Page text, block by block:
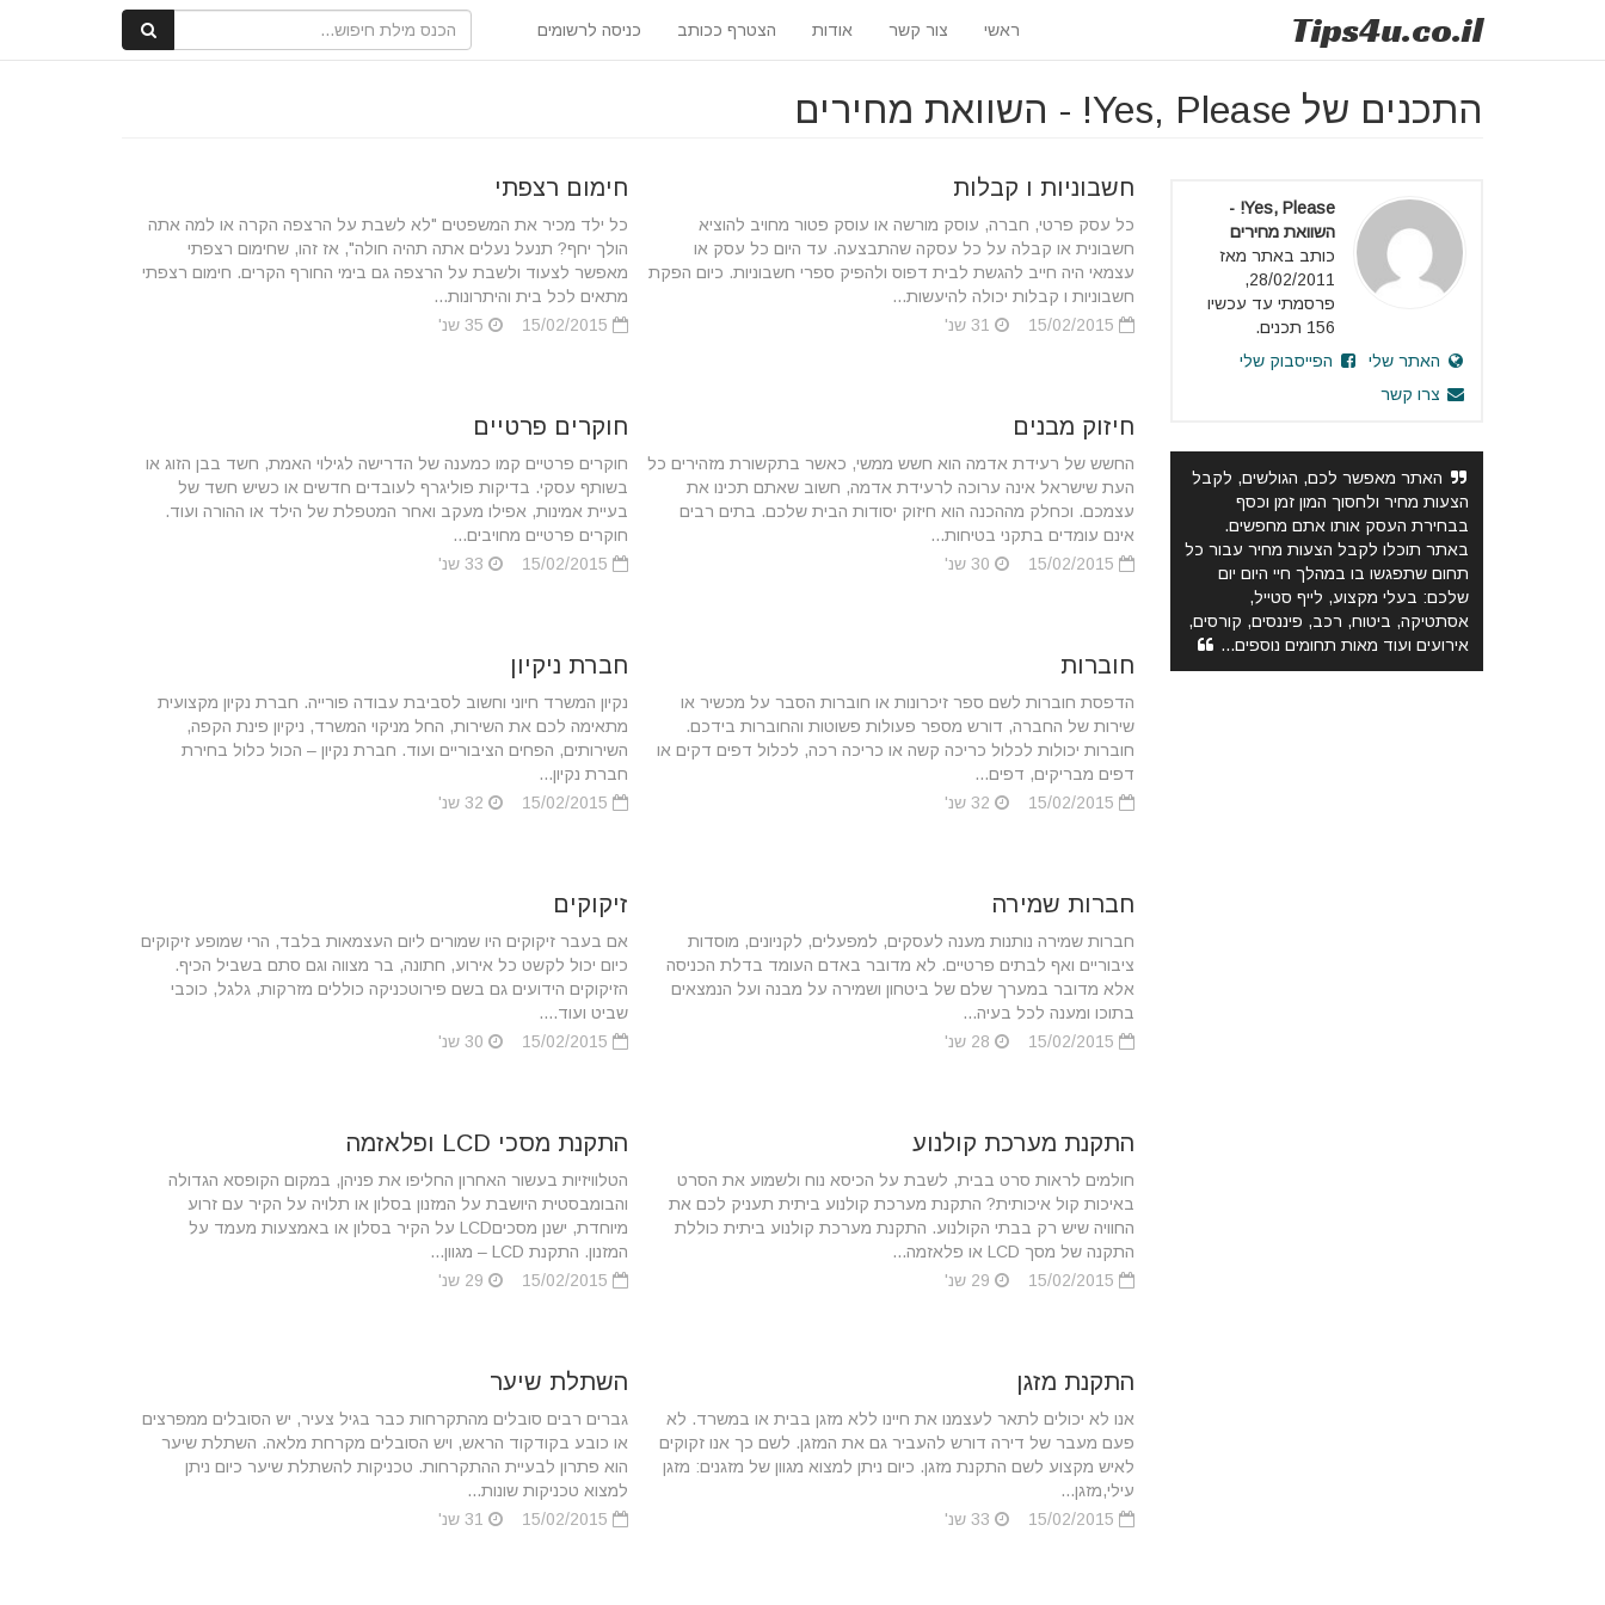
Tips4u.co.il ראשי צור קשר אודות הצטרף ככותב כניסה לרשומים
התכנים של Yes, Please! - השוואת מחירים
Yes, Please! -
השוואת מחירים
כותב באתר מאז
28/02/2011,
פרסמתי עד עכשיו
156 תכנים.
האתר שלי
הפייסבוק שלי
צרו קשר
האתר מאפשר לכם, הגולשים, לקבל
הצעות מחיר ולחסוך המון זמן וכסף
בבחירת העסק אותו אתם מחפשים.
באתר תוכלו לקבל הצעות מחיר עבור כל
תחום שתפגשו בו במהלך חיי היום יום
שלכם: בעלי מקצוע, לייף סטייל,
אסתטיקה, ביטוח, רכב, פיננסים, קורסים,
אירועים ועוד מאות תחומים נוספים...
חשבוניות ו קבלות
כל עסק פרטי, חברה, עוסק מורשה או עוסק פטור מחויב להוציא
חשבונית או קבלה על כל עסקה שהתבצעה. עד היום כל עסק או
עצמאי היה חייב להגשת לבית דפוס ולהפיק ספרי חשבוניות. כיום הפקת
חשבוניות ו קבלות יכולה להיעשות...
חימום רצפתי
כל ילד מכיר את המשפטים "לא לשבת על הרצפה הקרה או למה אתה
הולך יחף? תנעל נעלים אתה תהיה חולה", אז זהו, שחימום רצפתי
מאפשר לצעוד ולשבת על הרצפה גם בימי החורף הקרים. חימום רצפתי
מתאים לכל בית והיתרונות...
חיזוק מבנים
החשש של רעידת אדמה הוא חשש ממשי, כאשר בתקשורת מזהירים כל
העת שישראל אינה ערוכה לרעידת אדמה, חשוב שאתם תכינו את
עצמכם. וכחלק מההכנה הוא חיזוק יסודות הבית שלכם. בתים רבים
אינם עומדים בתקני בטיחות...
חוקרים פרטיים
חוקרים פרטיים קמו כמענה של הדרישה לגילוי האמת, חשד בבן הזוג או
בשותף עסקי. בדיקות פוליגרף לעובדים חדשים או כשיש חשד של
בעיית אמינות, אפילו מעקב ואחר המטפלת של הילד או ההורה ועוד.
חוקרים פרטיים מחויבים...
חוברות
הדפסת חוברות לשם ספר זיכרונות או חוברות הסבר על מכשיר או
שירות של החברה, דורש מספר פעולות פשוטות והחוברות בידכם.
חוברות יכולות לכלול כריכה קשה או כריכה רכה, לכלול דפים דקים או
דפים מבריקים, דפים...
חברת ניקיון
נקיון המשרד חיוני וחשוב לסביבת עבודה פורייה. חברת נקיון מקצועית
מתאימה לכם את השירות, החל מניקוי המשרד, ניקיון פינת הקפה,
השירותים, הפחים הציבוריים ועוד. חברת נקיון – הכול כלול בחירת
חברת נקיון...
חברות שמירה
חברות שמירה נותנות מענה לעסקים, למפעלים, לקניונים, מוסדות
ציבוריים ואף לבתים פרטיים. לא מדובר באדם העומד בדלת הכניסה
אלא מדובר במערך שלם של ביטחון ושמירה על מבנה ועל הנמצאים
בתוכו ומענה לכל בעיה...
זיקוקים
אם בעבר זיקוקים היו שמורים ליום העצמאות בלבד, הרי שמופע זיקוקים
כיום יכול לקשט כל אירוע, חתונה, בר מצווה וגם סתם בשביל הכיף.
הזיקוקים הידועים גם בשם פירוטכניקה כוללים מזרקות, גלגל, כוכבי
שביט ועוד....
התקנת מערכת קולנוע
חולמים לראות סרט בבית, לשבת על הכיסא נוח ולשמוע את הסרט
באיכות קול איכותית? התקנת מערכת קולנוע ביתית תעניק לכם את
החוויה שיש רק בבתי הקולנוע. התקנת מערכת קולנוע ביתית כוללת
התקנה של מסך LCD או פלאזמה...
התקנת מסכי LCD ופלאזמה
הטלוויזיות בעשור האחרון החליפו את פניהן, במקום הקופסא הגדולה
והבומבסטית היושבת על המזנון בסלון או תלויה על הקיר עם זרוע
מיוחדת, ישנן מסכיםLCD על הקיר בסלון או באמצעות מעמד על
המזנון. התקנת LCD – מגוון...
התקנת מזגן
אנו לא יכולים לתאר לעצמנו את חיינו ללא מזגן בבית או במשרד. לא
פעם מעבר של דירה דורש להעביר גם את המזגן. לשם כך אנו זקוקים
לאיש מקצוע לשם התקנת מזגן. כיום ניתן למצוא מגוון של מזגנים: מזגן
עילי,מזגן...
השתלת שיער
גברים רבים סובלים מהתקרחות כבר בגיל צעיר, יש הסובלים ממפרצים
או כובע בקודקוד הראש, ויש הסובלים מקרחת מלאה. השתלת שיער
הוא פתרון לבעיית ההתקרחות. טכניקות להשתלת שיער כיום ניתן
למצוא טכניקות שונות...